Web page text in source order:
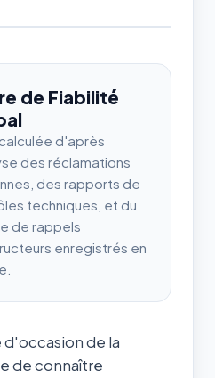
de Fiabilité
d'après
des réclamations
des rapports de
techniques, et du
de rappels
enregistrés en
de la
de connaître